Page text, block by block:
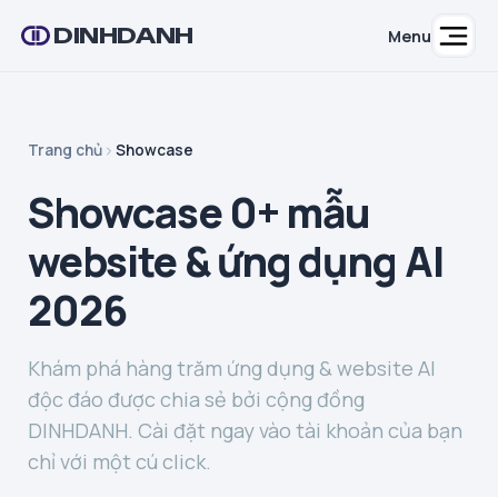
DINHDANH Menu
Trang chủ Showcase
Showcase 0+ mẫu
website & ứng dụng AI
2026
Khám phá hàng trăm ứng dụng & website AI
độc đáo được chia sẻ bởi cộng đồng
DINHDANH. Cài đặt ngay vào tài khoản của bạn
chỉ với một cú click.